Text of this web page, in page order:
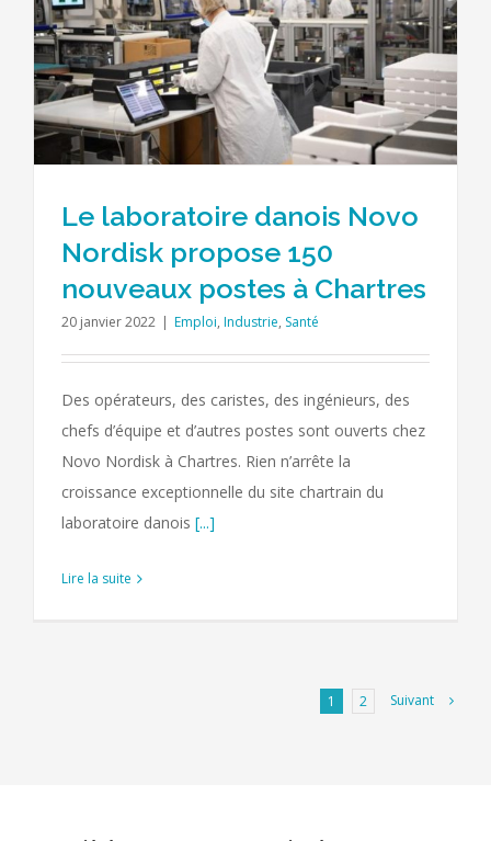
Le laboratoire danois Novo
Nordisk propose 150
nouveaux postes à Chartres
20 janvier 2022 | Emploi, Industrie, Santé
Des opérateurs, des caristes, des ingénieurs, des
chefs d’équipe et d’autres postes sont ouverts chez
Novo Nordisk à Chartres. Rien n’arrête la
croissance exceptionnelle du site chartrain du
laboratoire danois [...]
Lire la suite
1 2 Suivant